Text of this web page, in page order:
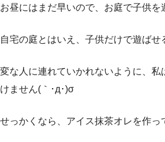
お昼にはまだ早いので、お庭で子供を
自宅の庭とはいえ、子供だけで遊ばせ
変な人に連れていかれないように、私
けません(｀･д･)σ
せっかくなら、アイス抹茶オレを作っ